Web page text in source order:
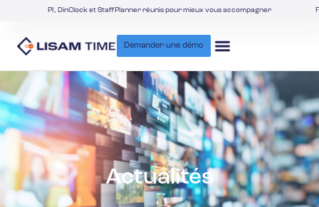
PI, DinClock et StaffPlanner réunis pour mieux vous accompagner
Demander une démo
Actualités